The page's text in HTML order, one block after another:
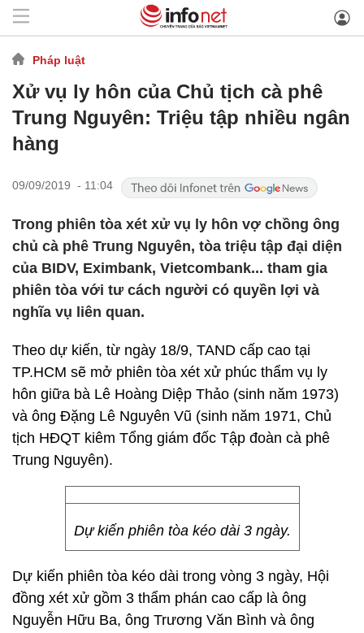
Pháp luật
Xử vụ ly hôn của Chủ tịch cà phê
Trung Nguyên: Triệu tập nhiều ngân
hàng
09/09/2019 - 11:04
Trong phiên tòa xét xử vụ ly hôn vợ chồng ông
chủ cà phê Trung Nguyên, tòa triệu tập đại diện
của BIDV, Eximbank, Vietcombank... tham gia
phiên tòa với tư cách người có quyền lợi và
nghĩa vụ liên quan.
Theo dự kiến, từ ngày 18/9, TAND cấp cao tại
TP.HCM sẽ mở phiên tòa xét xử phúc thẩm vụ ly
hôn giữa bà Lê Hoàng Diệp Thảo (sinh năm 1973)
và ông Đặng Lê Nguyên Vũ (sinh năm 1971, Chủ
tịch HĐQT kiêm Tổng giám đốc Tập đoàn cà phê
Trung Nguyên).
Dự kiến phiên tòa kéo dài 3 ngày.
Dự kiến phiên tòa kéo dài trong vòng 3 ngày, Hội
đồng xét xử gồm 3 thẩm phán cao cấp là ông
Nguyễn Hữu Ba, ông Trương Văn Bình và ông